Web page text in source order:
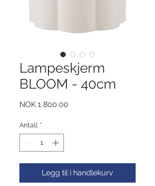
Lampeskjerm
BLOOM - 40cm
NOK 1,800.00
Antall *
Legg til i handlekurv